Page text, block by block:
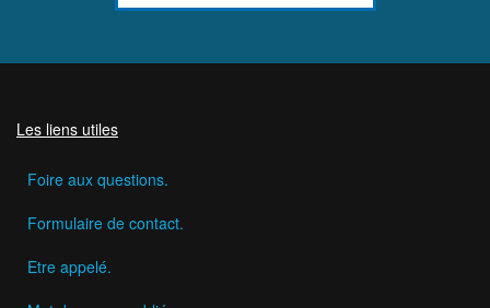
Les liens utiles
Foire aux questions.
Formulaire de contact.
Etre appelé.